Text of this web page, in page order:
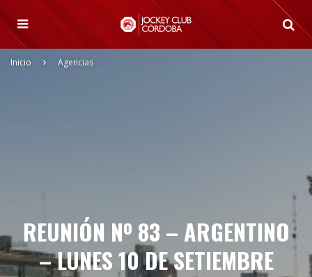
Inicio Agencias
REUNIÓN Nº 83 – ARGENTINO
– LUNES 10 DE SETIEMBRE